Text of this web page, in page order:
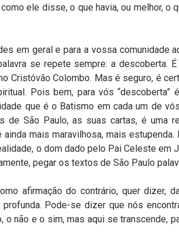
ele disse, o que havia, ou melhor, o
em geral e para a vossa comunidade
se repete sempre: a descoberta.
Cristóvão Colombo. Mas é seguro, é
Pois bem, para vós “descoberta”
que é o Batismo em cada um de
São Paulo, as suas cartas, é uma
mais maravilhosa, mais
o dom dado pelo Pai Celeste em
pegar os textos de São Paulo
afirmação do contrário, quer dizer,
Pode-se dizer que nós
não e o sim, mas aqui se transcende,